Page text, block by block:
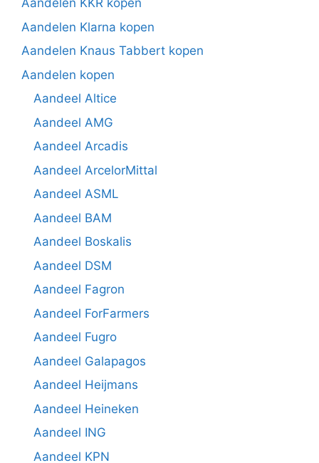
Aandelen KKR kopen
Aandelen Klarna kopen
Aandelen Knaus Tabbert kopen
Aandelen kopen
Aandeel Altice
Aandeel AMG
Aandeel Arcadis
Aandeel ArcelorMittal
Aandeel ASML
Aandeel BAM
Aandeel Boskalis
Aandeel DSM
Aandeel Fagron
Aandeel ForFarmers
Aandeel Fugro
Aandeel Galapagos
Aandeel Heijmans
Aandeel Heineken
Aandeel ING
Aandeel KPN